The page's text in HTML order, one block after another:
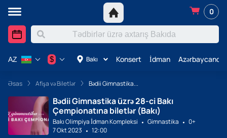
0
Bakı Konsert İdman Azərbaycanda
AZ $
Əsas Afişa və Biletlər Bədii Gimnastika...
Bədii Gimnastika üzrə 28-ci Bakı
Çempionatına biletlər (Bakı)
Bakı Olimpiya İdman Kompleksi Gimnastika
0+
7 Okt 2023
12:00